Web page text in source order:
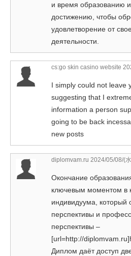
и время образованию и
достижению, чтобы
удовлетворение от
деятельности.
cs:go skin casino website
I simply could not leave
suggesting that I
information a person
going to be back
new posts
diplomvam.ru 2024/05/08/(
Окончание
ключевым моментом в
индивидуума, который
перспективы и
перспективы –
[url=http://
Диплом даёт доступ